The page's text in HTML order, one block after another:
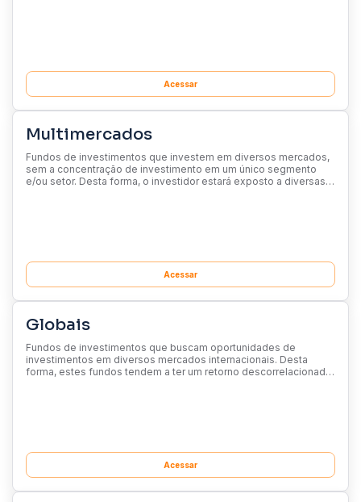
Acessar
Multimercados
Fundos de investimentos que investem em diversos mercados,
sem a concentração de investimento em um único segmento
e/ou setor. Desta forma, o investidor estará exposto a diversas
Acessar
Globais
Fundos de investimentos que buscam oportunidades de
investimentos em diversos mercados internacionais. Desta
forma, estes fundos tendem a ter um retorno descorrelacionado
Acessar